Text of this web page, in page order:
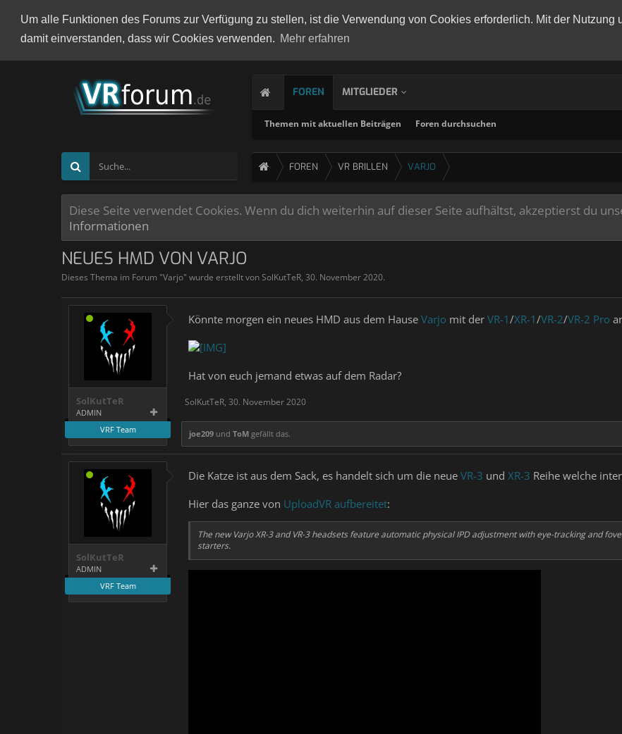
Um alle Funktionen des Forums zur Verfügung zu stellen, ist die Verwendung von Cookies erforderlich. Mit der Nutzung
damit einverstanden, dass wir Cookies verwenden. Mehr erfahren
FOREN
Themen mit aktuellen Beiträgen Foren durchsuchen
MITGLIEDER
FOREN VR BRILLEN VARJO
Diese Seite verwendet Cookies. Wenn du dich weiterhin auf dieser Seite aufhältst, akzeptierst du
Informationen
NEUES HMD VON VARJO
Dieses Thema im Forum "Varjo" wurde erstellt vonSolKutTeR, 30. November 2020.
SolKutTeR
ADMIN
VRF Team
Könnte morgen ein neues HMD aus dem Hause Varjo mit der VR-1/XR-1/VR-2/VR-2 Pro
Hat von euch jemand etwas auf dem Radar?
SolKutTeR, 30. November 2020
joe209 und ToM gefällt das.
SolKutTeR
ADMIN
VRF Team
Die Katze ist aus dem Sack, es handelt sich um die neue VR-3 und XR-3 Reihe welche
Hier das ganze von UploadVR aufbereitet:
The new Varjo XR-3 and VR-3 headsets feature automatic physical IPD adjustment with eye-tracking and
starters.